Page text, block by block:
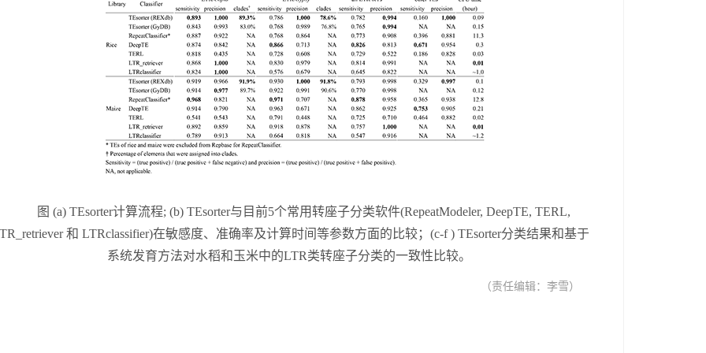
图 (a) TEsorter计算流程; (b) TEsorter与目前5个常用转座子分类软件(RepeatModeler, DeepTE, TERL,
和 LTRclassifier)在敏感度、准确率及计算时间等参数方面的比较； (c-f ) TEsorter分类结果和基于
系统发育方法对水稻和玉米中的LTR类转座子分类的一致性比较。
（责任编辑：李雪）